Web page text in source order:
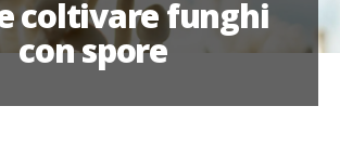
coltivare funghi
con spore